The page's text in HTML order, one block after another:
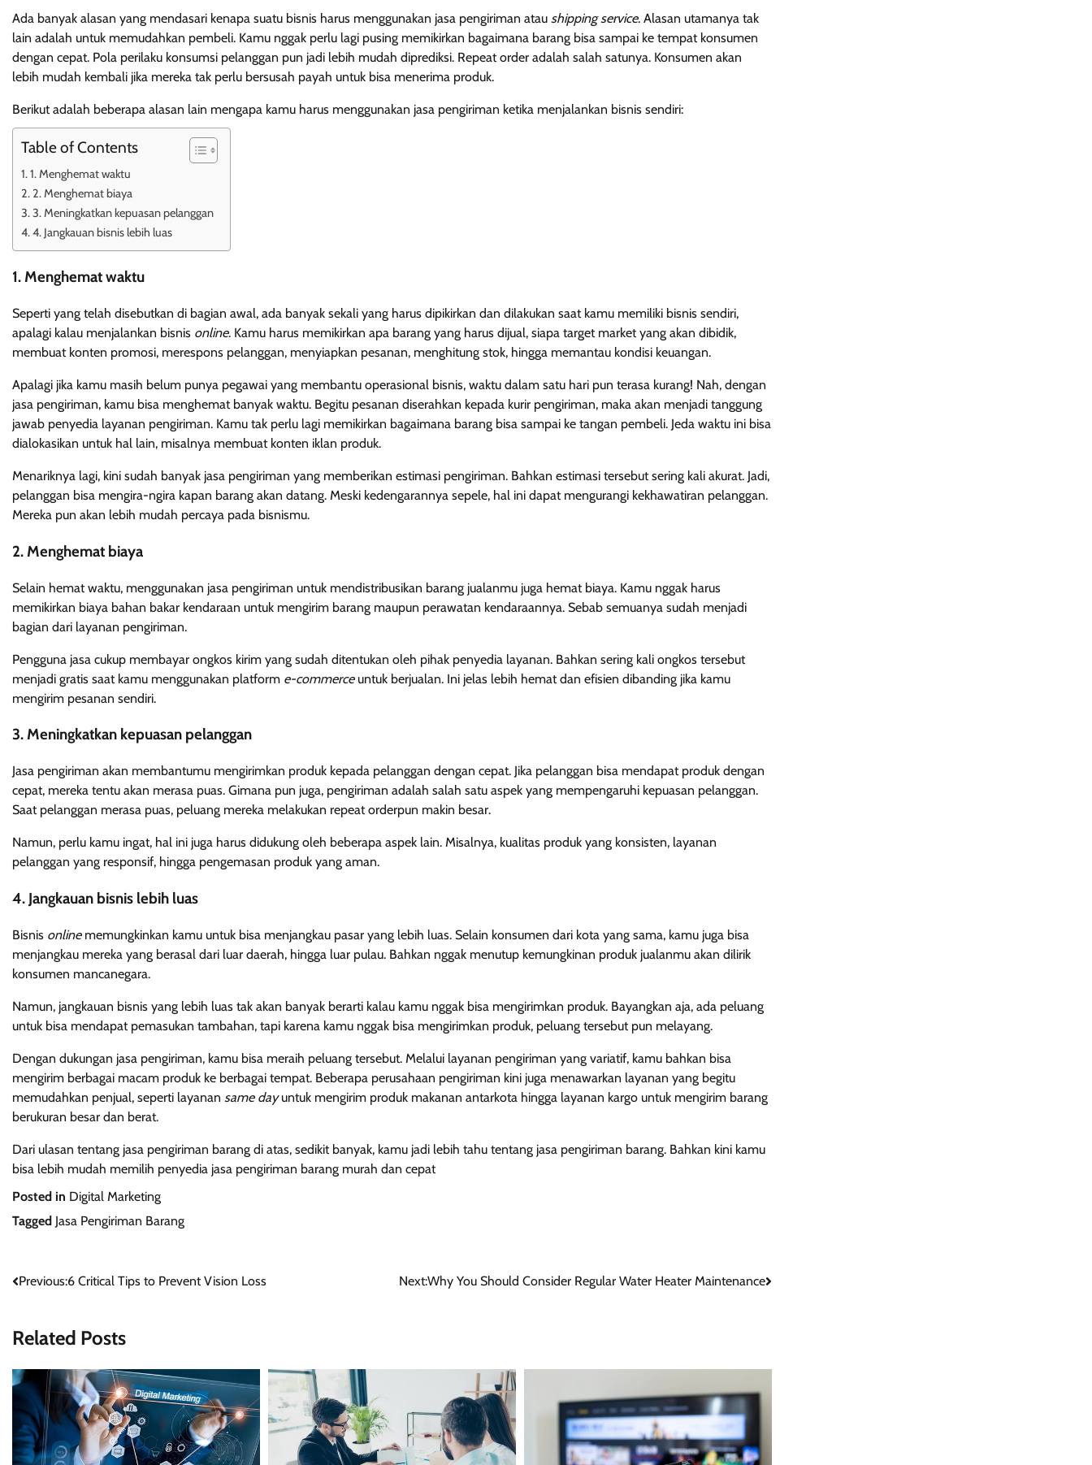
Ada banyak alasan yang mendasari kenapa suatu bisnis harus menggunakan jasa pengiriman atau shipping service. Alasan utamanya tak
lain adalah untuk memudahkan pembeli. Kamu nggak perlu lagi pusing memikirkan bagaimana barang bisa sampai ke tempat konsumen
dengan cepat. Pola perilaku konsumsi pelanggan pun jadi lebih mudah diprediksi. Repeat order adalah salah satunya. Konsumen akan
lebih mudah kembali jika mereka tak perlu bersusah payah untuk bisa menerima produk.
Berikut adalah beberapa alasan lain mengapa kamu harus menggunakan jasa pengiriman ketika menjalankan bisnis sendiri:
Table of Contents
1. Menghemat waktu
2. Menghemat biaya
3. Meningkatkan kepuasan pelanggan
4. Jangkauan bisnis lebih luas
1. Menghemat waktu
Seperti yang telah disebutkan di bagian awal, ada banyak sekali yang harus dipikirkan dan dilakukan saat kamu memiliki bisnis sendiri,
apalagi kalau menjalankan bisnis online. Kamu harus memikirkan apa barang yang harus dijual, siapa target market yang akan dibidik,
membuat konten promosi, merespons pelanggan, menyiapkan pesanan, menghitung stok, hingga memantau kondisi keuangan.
Apalagi jika kamu masih belum punya pegawai yang membantu operasional bisnis, waktu dalam satu hari pun terasa kurang! Nah, dengan
jasa pengiriman, kamu bisa menghemat banyak waktu. Begitu pesanan diserahkan kepada kurir pengiriman, maka akan menjadi tanggung
jawab penyedia layanan pengiriman. Kamu tak perlu lagi memikirkan bagaimana barang bisa sampai ke tangan pembeli. Jeda waktu ini bisa
dialokasikan untuk hal lain, misalnya membuat konten iklan produk.
Menariknya lagi, kini sudah banyak jasa pengiriman yang memberikan estimasi pengiriman. Bahkan estimasi tersebut sering kali akurat. Jadi,
pelanggan bisa mengira-ngira kapan barang akan datang. Meski kedengarannya sepele, hal ini dapat mengurangi kekhawatiran pelanggan.
Mereka pun akan lebih mudah percaya pada bisnismu.
2. Menghemat biaya
Selain hemat waktu, menggunakan jasa pengiriman untuk mendistribusikan barang jualanmu juga hemat biaya. Kamu nggak harus
memikirkan biaya bahan bakar kendaraan untuk mengirim barang maupun perawatan kendaraannya. Sebab semuanya sudah menjadi
bagian dari layanan pengiriman.
Pengguna jasa cukup membayar ongkos kirim yang sudah ditentukan oleh pihak penyedia layanan. Bahkan sering kali ongkos tersebut
menjadi gratis saat kamu menggunakan platform e-commerceuntuk berjualan. Ini jelas lebih hemat dan efisien dibanding jika kamu
mengirim pesanan sendiri.
3. Meningkatkan kepuasan pelanggan
Jasa pengiriman akan membantumu mengirimkan produk kepada pelanggan dengan cepat. Jika pelanggan bisa mendapat produk dengan
cepat, mereka tentu akan merasa puas. Gimana pun juga, pengiriman adalah salah satu aspek yang mempengaruhi kepuasan pelanggan.
Saat pelanggan merasa puas, peluang mereka melakukan repeat orderpun makin besar.
Namun, perlu kamu ingat, hal ini juga harus didukung oleh beberapa aspek lain. Misalnya, kualitas produk yang konsisten, layanan
pelanggan yang responsif, hingga pengemasan produk yang aman.
4. Jangkauan bisnis lebih luas
Bisnis online memungkinkan kamu untuk bisa menjangkau pasar yang lebih luas. Selain konsumen dari kota yang sama, kamu juga bisa
menjangkau mereka yang berasal dari luar daerah, hingga luar pulau. Bahkan nggak menutup kemungkinan produk jualanmu akan dilirik
konsumen mancanegara.
Namun, jangkauan bisnis yang lebih luas tak akan banyak berarti kalau kamu nggak bisa mengirimkan produk. Bayangkan aja, ada peluang
untuk bisa mendapat pemasukan tambahan, tapi karena kamu nggak bisa mengirimkan produk, peluang tersebut pun melayang.
Dengan dukungan jasa pengiriman, kamu bisa meraih peluang tersebut. Melalui layanan pengiriman yang variatif, kamu bahkan bisa
mengirim berbagai macam produk ke berbagai tempat. Beberapa perusahaan pengiriman kini juga menawarkan layanan yang begitu
memudahkan penjual, seperti layanan same dayuntuk mengirim produk makanan antarkota hingga layanan kargo untuk mengirim barang
berukuran besar dan berat.
Dari ulasan tentang jasa pengiriman barang di atas, sedikit banyak, kamu jadi lebih tahu tentang jasa pengiriman barang. Bahkan kini kamu
bisa lebih mudah memilih penyedia jasa pengiriman barang murah dan cepat
Posted in Digital Marketing
Tagged Jasa Pengiriman Barang
Post
Previous:6 Critical Tips to Prevent Vision Loss Next:Why You Should Consider Regular Water Heater Maintenance
Related Posts